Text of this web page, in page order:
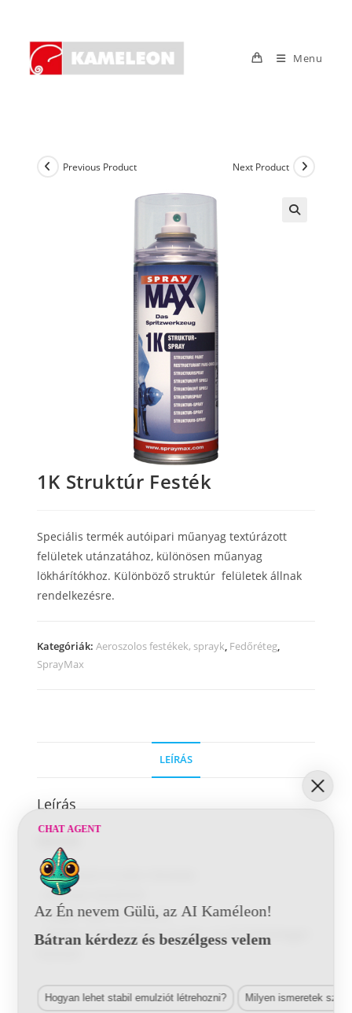
content
Menu
Previous Product Next Product
1K Struktúr Festék
Speciális termék autóipari műanyag textúrázott
felületek utánzatához, különösen műanyag
lökhárítókhoz. Különböző struktúr felületek állnak
rendelkezésre.
Kategóriák: Aeroszolos festékek, sprayk Fedőréteg,
SprayMax
LEÍRÁS
Leírás
– Különböző struktúr felületek
Könnyen kezelhető
–Nagyon gyorsan szárad
–Minden hagyományos 1K alap- és 2K fedőréteggel
CHAT AGENT
Az Én nevem Gülü, az AI Kaméleon!
Bátran kérdezz és beszélgess velem
Hogyan lehet stabil emulziót létrehozni? Milyen ismeretek